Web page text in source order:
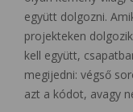
együtt dolgozni.
projekteken
kell együtt,
megijedni: végső
azt a kódot, avagy